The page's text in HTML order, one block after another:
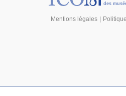
des
Mentions légales